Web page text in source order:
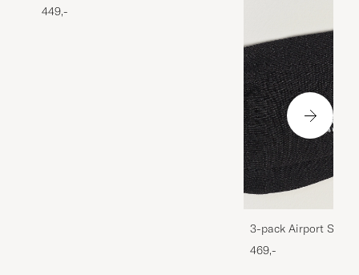
449,-
3-pack Airport
Melange
469,-